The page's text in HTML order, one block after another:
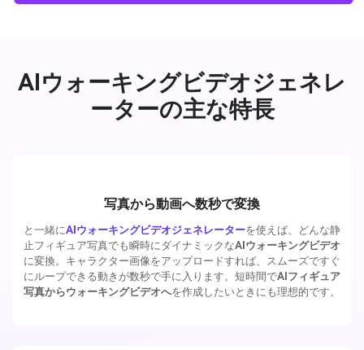
AIウォーキングビデオジェネレ
ーターの主な特長
写真から動画へ数秒で変換
と一緒にAIウォーキングビデオジェネレーターを使えば、どんな静
止フィギュア写真でも瞬時にダイナミックなAIウォーキングビデオ
に変換。キャラクター画像をアップロードすれば、スムーズですぐ
にループできる動きが数秒で手に入ります。短時間でAIフィギュア
写真からウォーキングビデオへを作成したいときにも理想的です。